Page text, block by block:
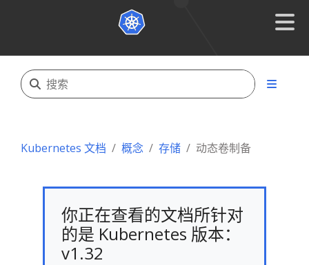
Kubernetes 文档 概念 存储 动态卷制备
你正在查看的文档所针对
的是 Kubernetes 版本：
v1.32